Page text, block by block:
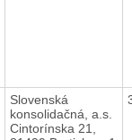
Slovenská
konsolidačná, a.s.
Cintorínska 21,